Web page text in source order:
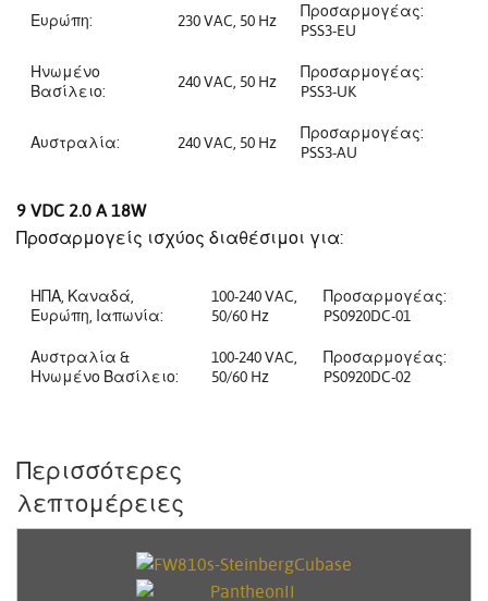
Ευρώπη: 230 VAC, 50 Hz
Προσαρμογέας:
PSS3-EU
Ηνωμένο
Βασίλειο:
240 VAC, 50 Hz
Προσαρμογέας:
PSS3-UK
Αυστραλία: 240 VAC, 50 Hz
Προσαρμογέας:
PSS3-AU
9 VDC 2.0 A 18W
Προσαρμογείς ισχύος διαθέσιμοι για:
ΗΠΑ, Καναδά,
Ευρώπη, Ιαπωνία:
100-240 VAC,
50/60 Hz
Προσαρμογέας:
PS0920DC-01
Αυστραλία &
Ηνωμένο Βασίλειο:
100-240 VAC,
50/60 Hz
Προσαρμογέας:
PS0920DC-02
Περισσότερες
λεπτομέρειες